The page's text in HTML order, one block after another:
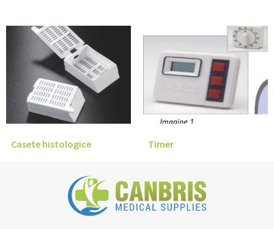
Casete histologice Timer